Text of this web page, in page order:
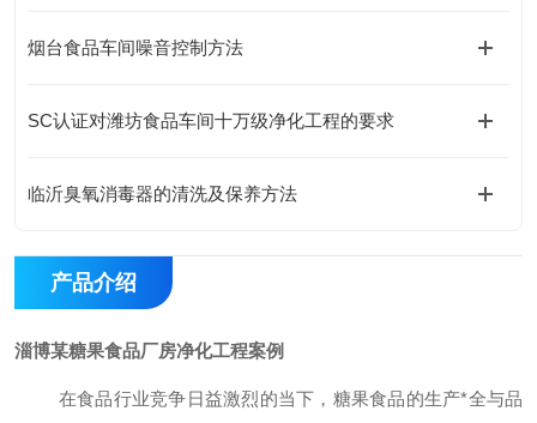
烟台食品车间噪音控制方法
SC认证对潍坊食品车间十万级净化工程的要求
临沂臭氧消毒器的清洗及保养方法
产品介绍
淄博某糖果食品厂房净化工程案例
在食品行业竞争日益激烈的当下，糖果食品的生产*全与品